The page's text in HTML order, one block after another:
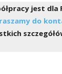
jest dla
do